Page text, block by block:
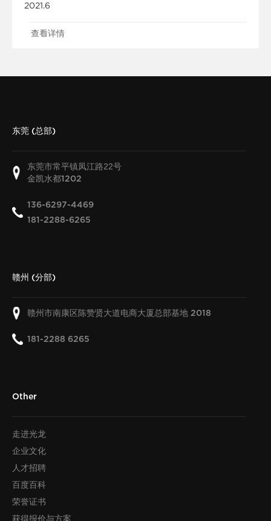
2021.6
查看详情
东莞 (总部)
东莞市常平镇凤江路22号
金凯水都1202
136-6297-4469
181-2288-6265
赣州 (分部)
赣州市南康区陈赞贤大道电商大厦总部基地 2018
181-2288 6265
Other
走进光龙
企业文化
人才招聘
百度百科
荣誉证书
获得报价与方案